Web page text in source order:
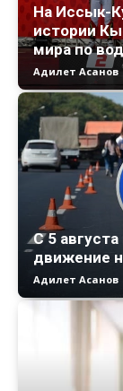
На Иссык-
истории
мира по
Адилет Асанов
С 5
движение
Адилет Асанов